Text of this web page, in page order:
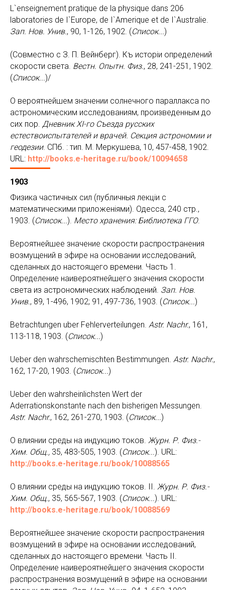
L`enseignement pratique de la physique dans 206
laboratories de I`Europe, de I`Amerique et de I`Australie.
Зап. Нов. Унив., 90, 1-126, 1902. (Список...)
(Совместно с З. П. Вейнберг). Къ исторiи определений
скорости света. Вестн. Опытн. Физ., 28, 241-251, 1902.
(Список...)/
О вероятнейшем значении солнечного параллакса по
астрономическим исследованиям, произведенным до
сих пор. Дневник XI-го Съезда русских
естествоиспытателей и врачей. Секция астрономии и
геодезии. СПб. : тип. М. Меркушева, 10, 457-458, 1902.
URL: http://books.e-heritage.ru/book/10094658
1903
Физика частичных сил (публичныя лекцiи с
математическими приложенiями). Одесса, 240 стр.,
1903. (Список...). Место хранения: Библиотека ГГО.
Вероятнейшее значение скорости распространения
возмущений в эфире на основании исследований,
сделанных до настоящего времени. Часть 1.
Определение наивероятнейшего значения скорости
света из астрономических наблюдений. Зап. Нов.
Унив., 89, 1-496, 1902; 91, 497-736, 1903. (Список...)
Betrachtungen uber Fehlerverteilungen. Astr. Nachr., 161,
113-118, 1903. (Список...)
Ueber den wahrschemischten Bestimmungen. Astr. Nachr.,
162, 17-20, 1903. (Список...)
Ueber den wahrsheinlichsten Wert der
Aderrationskonstante nach den bisherigen Messungen.
Astr. Nachr., 162, 261-270, 1903. (Список...)
О влиянии среды на индукцию токов. Журн. Р. Физ.-
Хим. Общ., 35, 483-505, 1903. (Список...). URL:
http://books.e-heritage.ru/book/10088565
О влиянии среды на индукцию токов. II. Журн. Р. Физ.-
Хим. Общ., 35, 565-567, 1903. (Список...). URL:
http://books.e-heritage.ru/book/10088569
Вероятнейшее значение скорости распространения
возмущений в эфире на основании исследований,
сделанных до настоящего времени. Часть II.
Определение наивероятнейшего значения скорости
распространения возмущений в эфире на основании